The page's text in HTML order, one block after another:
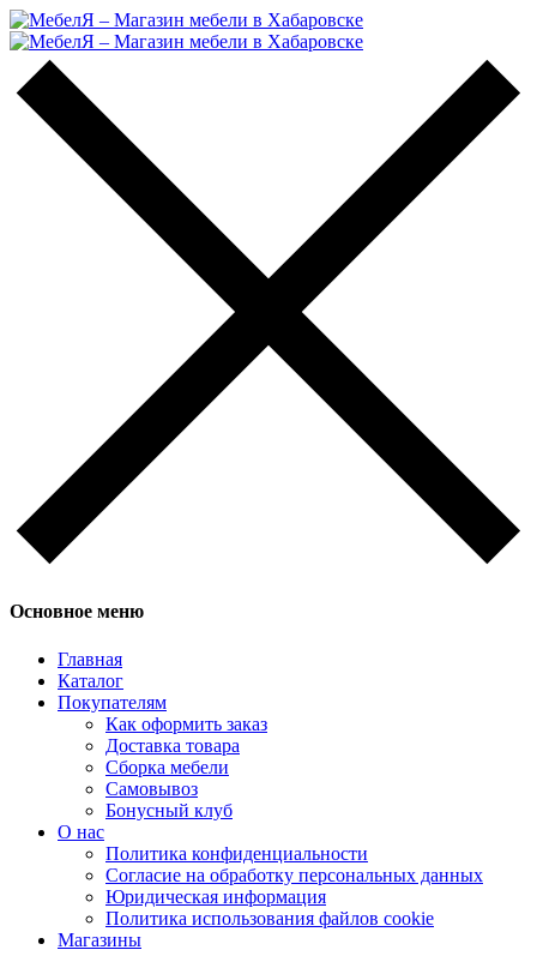
Основное меню
Главная
Каталог
Покупателям
Как оформить заказ
Доставка товара
Сборка мебели
Самовывоз
Бонусный клуб
О нас
Политика конфиденциальности
Согласие на обработку персональных данных
Юридическая информация
Политика использования файлов cookie
Магазины